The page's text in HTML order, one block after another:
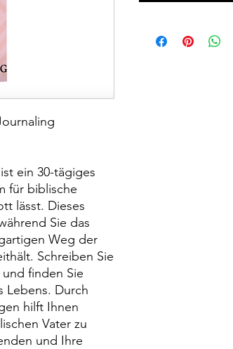
ein 30-tägiges
für biblische
lässt. Dieses
Sie das
Weg der
Schreiben Sie
finden Sie
Lebens. Durch
hilft Ihnen
Vater zu
und Ihre